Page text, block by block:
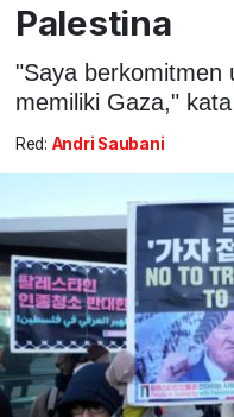
Palestina
"Saya berkomitmen
memiliki Gaza,"
Red: Andri Saubani